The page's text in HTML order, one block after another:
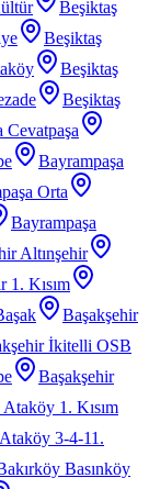
Beşiktaş
Beşiktaş
Beşiktaş
Beşiktaş
Cevatpaşa
Bayrampaşa
Orta
Bayrampaşa
Altınşehir
1. Kısım
Başakşehir
İkitelli OSB
Başakşehir
1. Kısım
3-4-11.
Basınköy